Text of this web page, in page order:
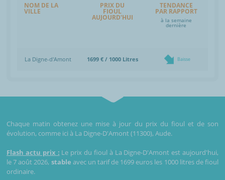
NOM DE LA
VILLE
PRIX DU
FIOUL
AUJOURD'HUI
TENDANCE
PAR RAPPORT
à la semaine
dernière
La Digne-d'Amont 1699 € / 1000 Litres Baisse
Chaque matin obtenez une mise à jour du prix du fioul et de son
évolution, comme ici à La Digne-D'Amont (11300), Aude.
Flash actu prix : Le prix du fioul à La Digne-D'Amont est aujourd'hui,
le 7 août 2026, stable avec un tarif de 1699 euros les 1000 litres de fioul
ordinaire.